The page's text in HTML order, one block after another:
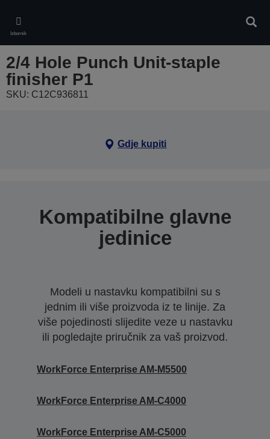
main
content
Izbornik
2/4 Hole Punch Unit-staple
finisher P1
SKU: C12C936811
Gdje kupiti
Kompatibilne glavne
jedinice
Modeli u nastavku kompatibilni su s
jednim ili više proizvoda iz te linije. Za
više pojedinosti slijedite veze u nastavku
ili pogledajte priručnik za vaš proizvod.
WorkForce Enterprise AM-M5500
WorkForce Enterprise​ AM-C4000​
WorkForce Enterprise​ AM-C5000​